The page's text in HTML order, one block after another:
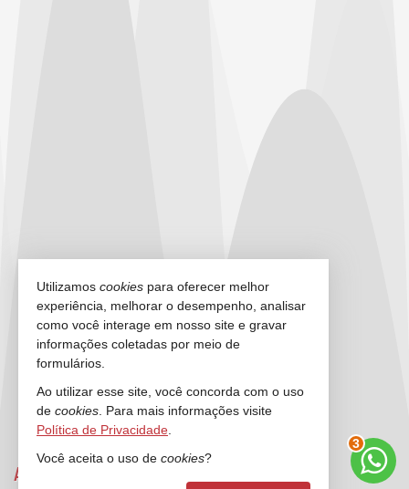
ANCORADOURO IMÓVEIS
3
Utilizamos cookies para oferecer melhor
experiência, melhorar o desempenho, analisar
como você interage em nosso site e gravar
informações coletadas por meio de
formulários.
Ao utilizar esse site, você concorda com o uso
de cookies . Para mais informações visite
Política de Privacidade
Você aceita o uso de cookies?